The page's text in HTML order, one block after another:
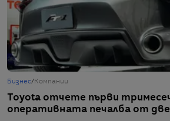
Бизнес/ Компании
Toyota отчете първи
оперативната печалба от две